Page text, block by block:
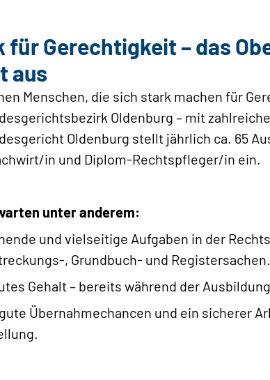
für Gerechtigkeit – das
aus
Menschen, die sich stark machen für
Oldenburg – mit
Oldenburg stellt jährlich ca. 65
in und Diplom-Rechtspfleger/in ein.
unter anderem:
und vielseitige Aufgaben in der
, Grundbuch- und Registersachen.
Gehalt – bereits während der
Übernahmechancen und ein sicherer